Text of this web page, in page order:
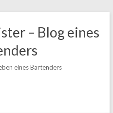
– Blog eines
eines Bartenders